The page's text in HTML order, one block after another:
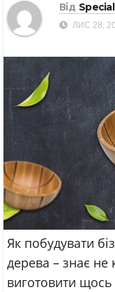
Від
ЛИС 28,
Як побудувати
дерева – знає не
виготовити щось